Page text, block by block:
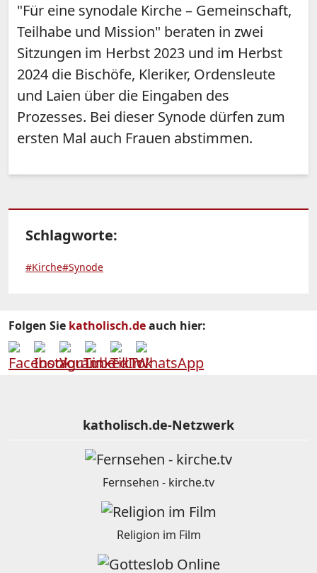
"Für eine synodale Kirche – Gemeinschaft,
Teilhabe und Mission" beraten in zwei
Sitzungen im Herbst 2023 und im Herbst
2024 die Bischöfe, Kleriker, Ordensleute
und Laien über die Eingaben des
Prozesses. Bei dieser Synode dürfen zum
ersten Mal auch Frauen abstimmen.
Schlagworte:
#Kirche#Synode
Folgen Sie katholisch.deauch hier:
katholisch.de-Netzwerk
Fernsehen - kirche.tv
Religion im Film